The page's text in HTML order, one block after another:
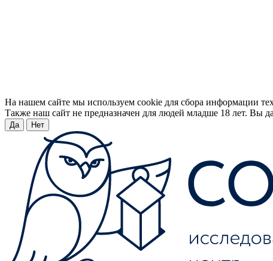
На нашем сайте мы используем cookie для сбора информации
Также наш сайт не предназначен для людей младше 18 лет. Вы
Да Нет